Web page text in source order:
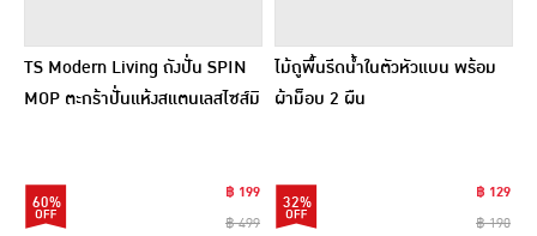
TS Modern Living ถังปั่น SPIN
MOP ตะกร้าปั่นแห้งสแตนเลสไซส์มิ
60%
฿ 199
฿ 499
ไม้ถูพื้นรีดน้ำในตัวหัวแบน พร้อม
ผ้าม็อบ 2 ผืน
32%
฿ 129
฿ 190